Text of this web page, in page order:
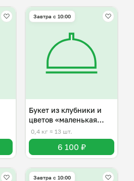
Завтра c 10:00
Букет из клубники и
цветов «маленькая
радость»
0,4 кг ≈ 13 шт.
6 100 ₽
Завтра c 10:00